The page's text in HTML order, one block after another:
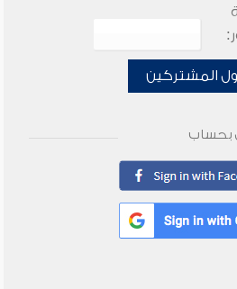
المشتركين
بحساب